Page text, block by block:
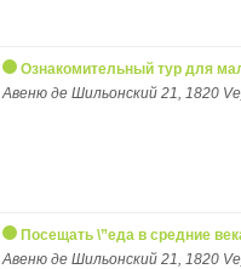
Ознакомительный тур для
Авеню де Шильонский 21, 1820
Посещать \”еда в средние
Авеню де Шильонский 21, 1820